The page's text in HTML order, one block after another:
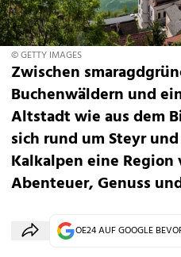
© GETTY IMAGES
Zwischen
Buchenwäldern und
Altstadt wie aus dem
sich rund um Steyr
Kalkalpen eine Region
Abenteuer, Genuss
OE24 AUF GOOGLE